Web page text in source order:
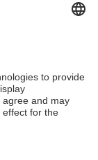
Sie sich bitte
) oder Ms